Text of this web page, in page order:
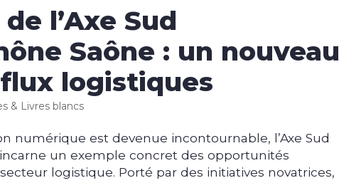
l’Axe Sud
Saône : un nouveau
logistiques
& Livres blancs
numérique est devenue incontournable, l’Axe Sud
un exemple concret des opportunités
logistique. Porté par des initiatives novatrices,